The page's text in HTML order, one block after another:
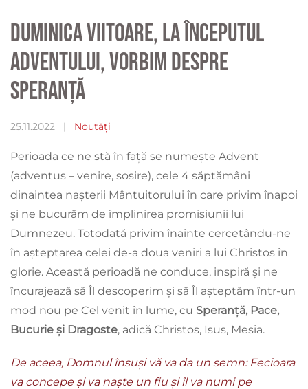
Duminica viitoare, la începutul
Adventului, vorbim despre
Speranță
25.11.2022 | Noutăți
Perioada ce ne stă în față se numește Advent
(adventus – venire, sosire), cele 4 săptămâni
dinaintea nașterii Mântuitorului în care privim înapoi
și ne bucurăm de împlinirea promisiunii lui
Dumnezeu. Totodată privim înainte cercetându-ne
în așteptarea celei de-a doua veniri a lui Christos în
glorie. Această perioadă ne conduce, inspiră și ne
încurajează să Îl descoperim și să Îl așteptăm într-un
mod nou pe Cel venit în lume, cu Speranță, Pace,
Bucurie și Dragoste, adică Christos, Isus, Mesia.
De aceea, Domnul însuși vă va da un semn: Fecioara
va concepe și va naște un fiu și îl va numi pe